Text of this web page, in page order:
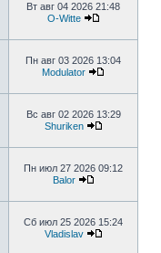
Вт авг 04 2026 21:48
O-Witte
Пн авг 03 2026 13:04
Modulator
Вс авг 02 2026 13:29
Shuriken
Пн июл 27 2026 09:12
Balor
Сб июл 25 2026 15:24
Vladislav